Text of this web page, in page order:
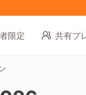
限定 共有プ